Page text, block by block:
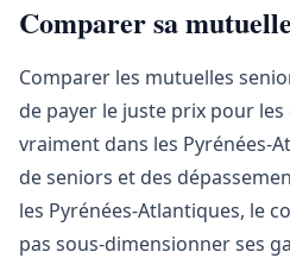
Comparer sa
Comparer les mutuelles
de payer le juste prix pour
vraiment dans les Pyrénées-
de seniors et des
les Pyrénées-Atlantiques, le
pas sous-dimensionner ses